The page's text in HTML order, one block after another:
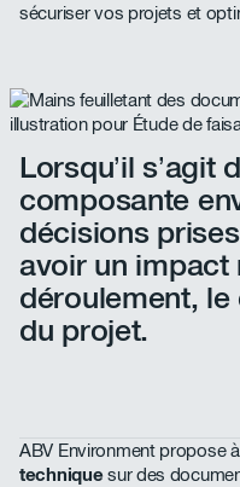
sécuriser vos projets et
Lorsqu’il s’agit
composante
décisions
avoir un impact
déroulement,
du projet.
ABV Environment propose
techniquesur des